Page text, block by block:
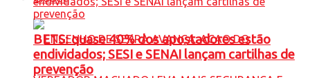
BETS: quase 40% dos apostadores estão
endividados; SESI e SENAI lançam cartilhas de
prevenção